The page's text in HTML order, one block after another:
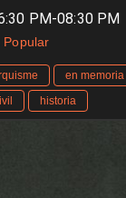
PM-08:30 PM
Popular
en memoria
historia